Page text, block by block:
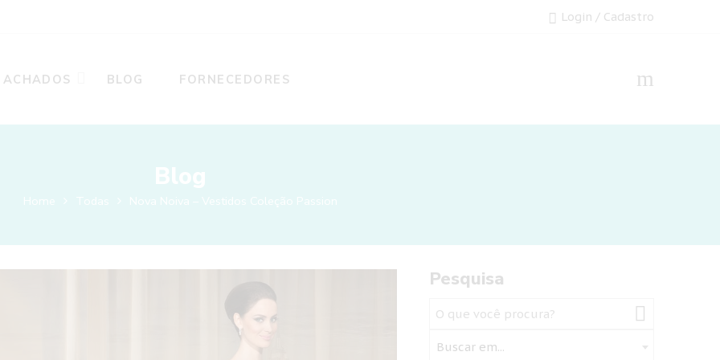
Login / Cadastro
ACHADOS BLOG FORNECEDORES
Blog
Home Todas Nova Noiva – Vestidos Coleção Passion
Pesquisa
Buscar em...